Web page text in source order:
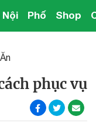
Nội Phố Shop
Ăn
phục vụ